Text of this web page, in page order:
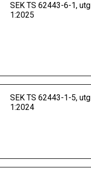
SEK TS 62443-6-1, utg
1:2025
SEK TS 62443-1-5, utg
1:2024